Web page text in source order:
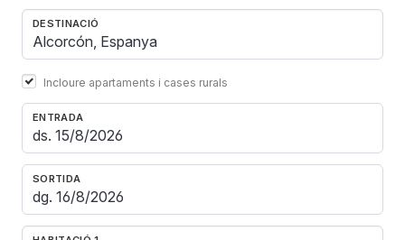
DESTINACIÓ
Incloure apartaments i cases rurals
ENTRADA
SORTIDA